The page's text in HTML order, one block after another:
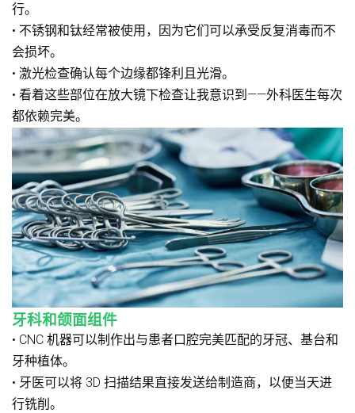
行。
• 不锈钢和钛经常被使用，因为它们可以承受反复消毒而不
会损坏。
• 激光检查确认每个边缘都锋利且光滑。
• 看着这些部位在放大镜下检查让我意识到——外科医生每次
都依赖完美。
牙科和颌面组件
• CNC 机器可以制作出与患者口腔完美匹配的牙冠、基台和
牙种植体。
• 牙医可以将 3D 扫描结果直接发送给制造商，以便当天进
行铣削。